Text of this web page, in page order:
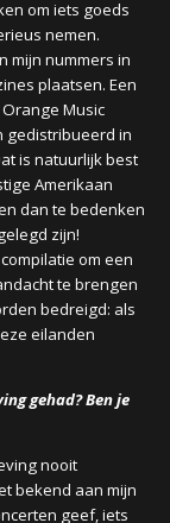
om iets goeds
nemen.
mijn nummers in
plaatsen. Een
Music
gedistribueerd in
is natuurlijk best
Amerikaan
dan te bedenken
zijn!
om een
te brengen
bedreigd: als
eilanden
gehad? Ben je
nooit
bekend aan mijn
geef, iets